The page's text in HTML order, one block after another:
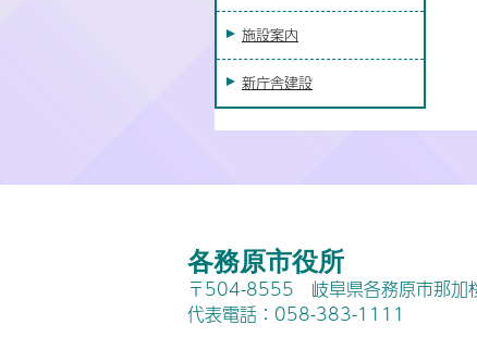
施設案内
新庁舎建設
各務原市役所
〒504-8555 岐阜県各務原市那加
代表電話：058-383-1111